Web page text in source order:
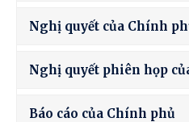
Nghị quyết của Chính
Nghị quyết phiên họp
Báo cáo của Chính phủ